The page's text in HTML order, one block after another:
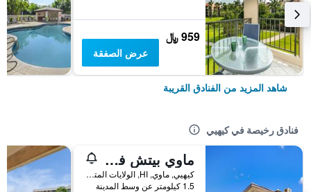
959 ﷼
عرض الصفقة
شاهد المزيد من الفنادق القريبة
فنادق رخيصة في كيهيي
ماوي بيتش فاكيشن كلوب
كيهيي, ماوي, HI, الولايات المتحدة الأميريكية
1.5 كيلومتر عن وسط المدينة